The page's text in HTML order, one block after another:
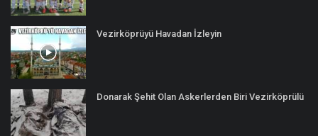
Vezirköprüyü Havadan İzleyin
Donarak Şehit Olan Askerlerden Biri Vezirköprülü